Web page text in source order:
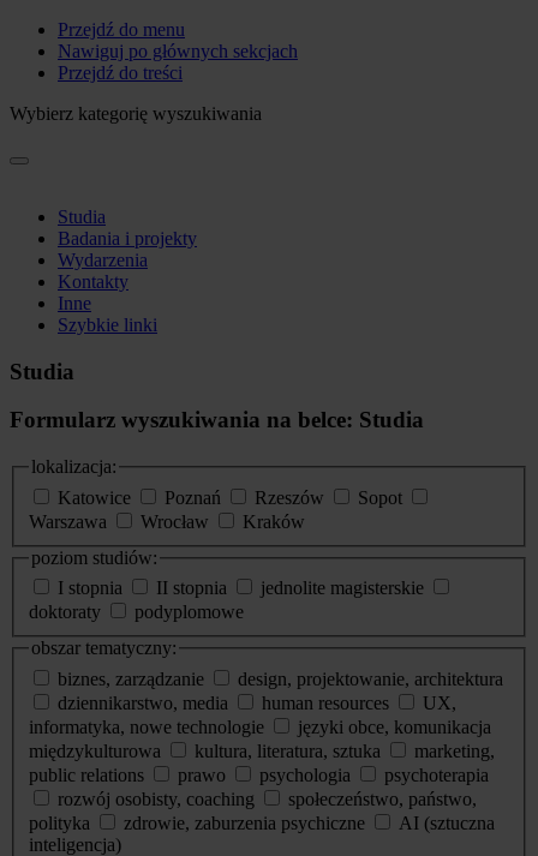
Przejdź do menu
Nawiguj po głównych sekcjach
Przejdź do treści
Wybierz kategorię wyszukiwania
Studia
Badania i projekty
Wydarzenia
Kontakty
Inne
Szybkie linki
Studia
Formularz wyszukiwania na belce: Studia
lokalizacja:
Katowice
Poznań Rzeszów
Sopot
Warszawa
Wrocław
Kraków
poziom studiów:
I stopnia
II stopnia
jednolite magisterskie
doktoraty
podyplomowe
obszar tematyczny:
biznes, zarządzanie
design, projektowanie, architektura
dziennikarstwo, media
human resources
UX,
informatyka, nowe technologie
języki obce, komunikacja
międzykulturowa
kultura, literatura, sztuka
marketing,
public relations
prawo psychologia
psychoterapia
rozwój osobisty, coaching
społeczeństwo, państwo,
polityka
zdrowie, zaburzenia psychiczne
AI (sztuczna
inteligencja)